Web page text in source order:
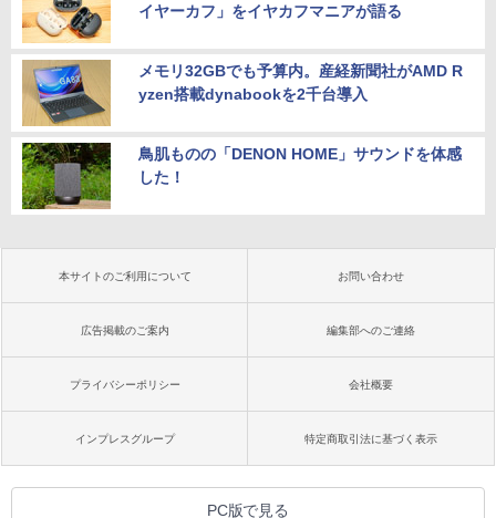
イヤーカフ」をイヤカフマニアが語る
メモリ32GBでも予算内。産経新聞社がAMD R
yzen搭載dynabookを2千台導入
鳥肌ものの「DENON HOME」サウンドを体感
した！
本サイトのご利用について お問い合わせ
広告掲載のご案内 編集部へのご連絡
プライバシーポリシー 会社概要
インプレスグループ 特定商取引法に基づく表示
PC版で見る